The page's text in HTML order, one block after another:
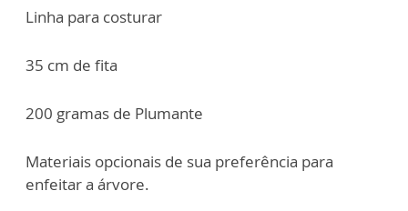
Linha para costurar
35 cm de fita
200 gramas de Plumante
Materiais opcionais de sua preferência para
enfeitar a árvore.